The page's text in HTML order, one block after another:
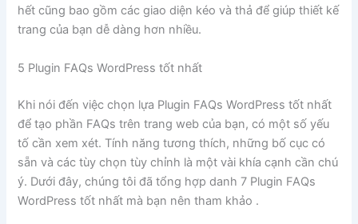
hết cũng bao gồm các giao diện kéo và thả để giúp thiết kế
trang của bạn dễ dàng hơn nhiều.
5 Plugin FAQs WordPress tốt nhất
Khi nói đến việc chọn lựa Plugin FAQs WordPress tốt nhất
để tạo phần FAQs trên trang web của bạn, có một số yếu
tố cần xem xét. Tính năng tương thích, những bố cục có
sẵn và các tùy chọn tùy chỉnh là một vài khía cạnh cần chú
ý. Dưới đây, chúng tôi đã tổng hợp danh 7 Plugin FAQs
WordPress tốt nhất mà bạn nên tham khảo .